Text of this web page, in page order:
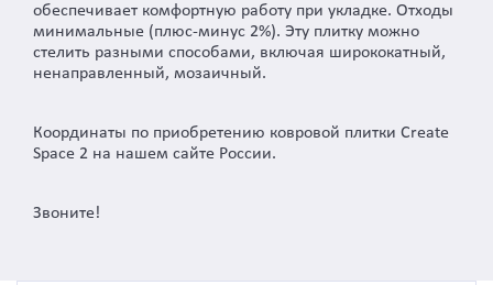
обеспечивает комфортную работу при укладке. Отходы
минимальные (плюс-минус 2%). Эту плитку можно
стелить разными способами, включая ширококатный,
ненаправленный, мозаичный.
Координаты по приобретению ковровой плитки Create
Space 2 на нашем сайте России.
Звоните!